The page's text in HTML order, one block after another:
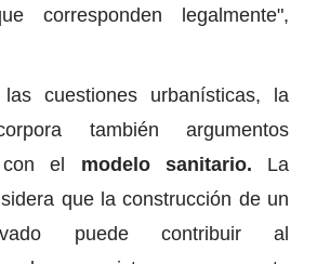
corresponden legalmente",
cuestiones urbanísticas, la
también argumentos
con el modelo sanitario. La
que la construcción de un
puede contribuir al